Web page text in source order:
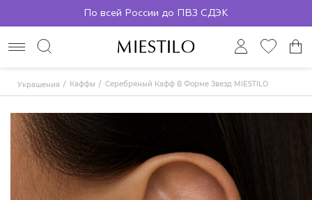
По всей России до ПВЗ СДЭК
Украшения Каффы Серебряный Кафф В Форме Звезд MIESTILO